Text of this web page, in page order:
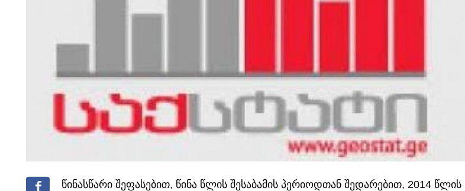
წინასწარი შეფასებით, წინა წლის შესაბამის პერიოდთან შედარებით, 2014 წლის